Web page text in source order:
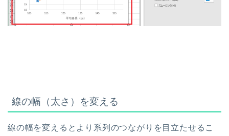
線の幅（太さ）を変える
線の幅を変えるとより系列のつながりを目立たせるこ